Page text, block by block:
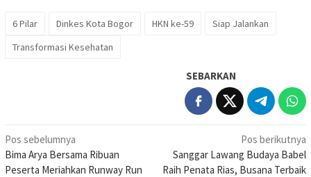
6 Pilar Dinkes Kota Bogor HKN ke-59
Siap Jalankan
Transformasi Kesehatan
SEBARKAN
Navigasi
pos
Pos sebelumnya
Bima Arya Bersama Ribuan
Peserta Meriahkan Runway Run
Pos berikutnya
Sanggar Lawang Budaya Babel
Raih Penata Rias, Busana Terbaik